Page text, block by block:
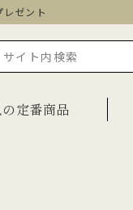
ゼント
定番商品